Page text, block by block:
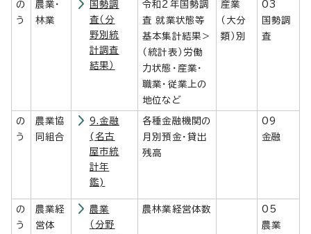
の
う
農業・
林業
国勢調
査（分
野別統
計調査
結果）
令和2年国勢調
査 就業状態等
基本集計結果＞
（統計表）労働
力状態・産業・
職業・従業上の
地位など
産業
（大分
類）別
03
国勢調
査
の
う
農業協
同組合
9.金融
(名古
屋市統
計年
鑑)
各種金融機関の
月別預金・貸出
残高
09
金融
の
う
農業経
営体
農業
（分野
農林業経営体数
05
農業